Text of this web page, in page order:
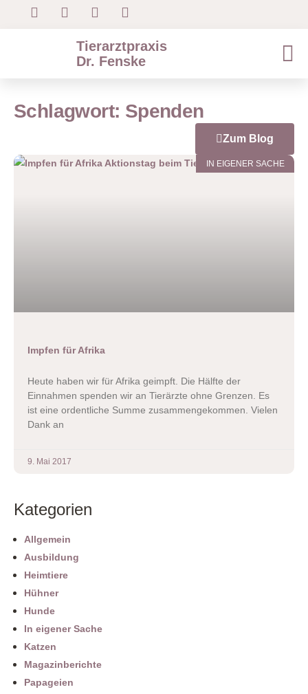
Tierarztpraxis
Dr. Fenske
Schlagwort: Spenden
Zum Blog
IN EIGENER SACHE
Impfen für Afrika
Heute haben wir für Afrika geimpft. Die Hälfte der
Einnahmen spenden wir an Tierärzte ohne Grenzen. Es
ist eine ordentliche Summe zusammengekommen. Vielen
Dank an
9. Mai 2017
Kategorien
Allgemein
Ausbildung
Heimtiere
Hühner
Hunde
In eigener Sache
Katzen
Magazinberichte
Papageien